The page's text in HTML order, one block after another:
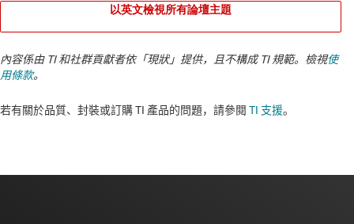
以英文檢視所有論壇主題
內容係由 TI 和社群貢獻者依「現狀」提供，且不構成 TI 規範。檢視使
用條款。
若有關於品質、封裝或訂購 TI 產品的問題，請參閱 TI 支援。​​​​​​​​​​​​​​